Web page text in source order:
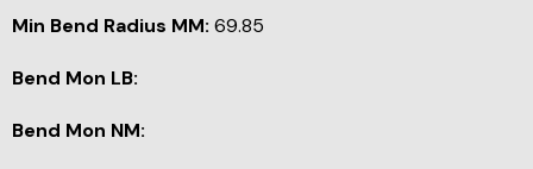
Min Bend Radius MM: 69.85
Bend Mon LB:
Bend Mon NM: